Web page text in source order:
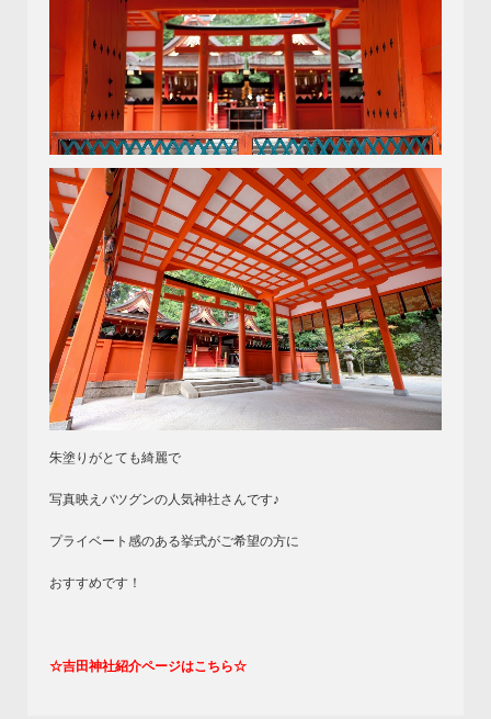
朱塗りがとても綺麗で
写真映えバツグンの人気神社さんです♪
プライベート感のある挙式がご希望の方に
おすすめです！
☆吉田神社紹介ページはこちら☆